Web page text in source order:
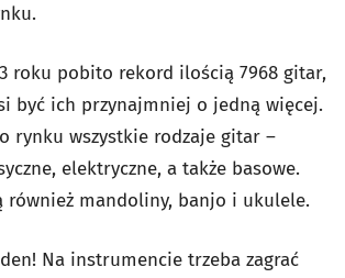
roku pobito rekord ilością 7968 gitar,
być ich przynajmniej o jedną więcej.
rynku wszystkie rodzaje gitar –
elektryczne, a także basowe.
również mandoliny, banjo i ukulele.
Na instrumencie trzeba zagrać